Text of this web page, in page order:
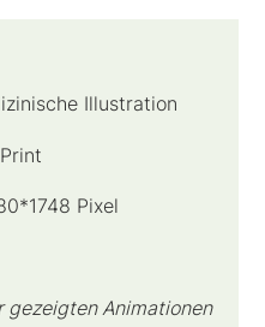
Illustration
Pixel
gezeigten Animationen